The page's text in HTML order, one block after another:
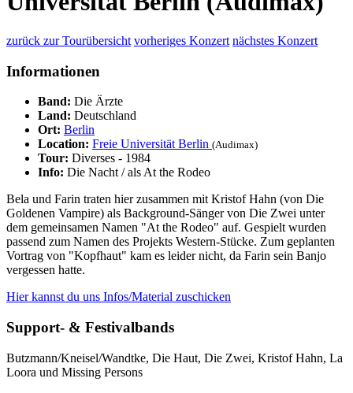
zurück zur Tourübersicht vorheriges Konzert nächstes Konzert
Informationen
Band: Die Ärzte
Land: Deutschland
Ort: Berlin
Location: Freie Universität Berlin (Audimax)
Tour: Diverses - 1984
Info: Die Nacht / als At the Rodeo
Bela und Farin traten hier zusammen mit Kristof Hahn (von Die
Goldenen Vampire) als Background-Sänger von Die Zwei unter
dem gemeinsamen Namen "At the Rodeo" auf. Gespielt wurden
passend zum Namen des Projekts Western-Stücke. Zum geplanten
Vortrag von "Kopfhaut" kam es leider nicht, da Farin sein Banjo
vergessen hatte.
Hier kannst du uns Infos/Material zuschicken
Support- & Festivalbands
Butzmann/Kneisel/Wandtke, Die Haut, Die Zwei, Kristof Hahn, La
Loora und Missing Persons